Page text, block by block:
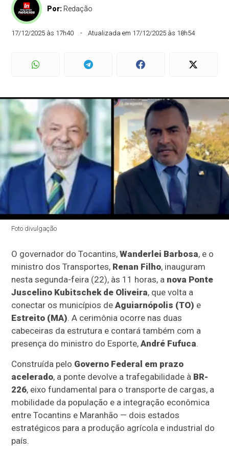
Por: Redação
17/12/2025 às 17h40 Atualizada em 17/12/2025 às 18h54
Foto divulgação
O governador do Tocantins,Wanderlei Barbosa, e o
ministro dos Transportes, Renan Filho, inauguram
nesta segunda-feira (22), às 11 horas, a nova Ponte
Juscelino Kubitschek de Oliveira, que volta a
conectar os municípios deAguiarnópolis (TO) e
Estreito (MA). A cerimônia ocorre nas duas
cabeceiras da estrutura e contará também com a
presença do ministro do Esporte,André Fufuca.
Construída pelo Governo Federal em prazo
acelerado, a ponte devolve a trafegabilidade à BR-
226, eixo fundamental para o transporte de cargas, a
mobilidade da população e a integração econômica
entre Tocantins e Maranhão — dois estados
estratégicos para a produção agrícola e industrial do
país.